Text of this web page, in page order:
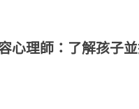
心理師：了解孩子